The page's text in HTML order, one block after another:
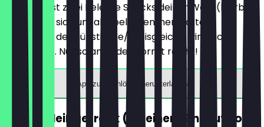
Du bestellst zwei Belegte Snacks deiner Wahl (hierbei
handelt es sich um alle belegten, herzhaften
Produkte), der günstigere/preisgleiche wird nicht
berechnet. Nur solange der Vorrat reicht!
App zum Einlösen herunterladen
GRATIS Heißgetränk (ab einem Einkauf von